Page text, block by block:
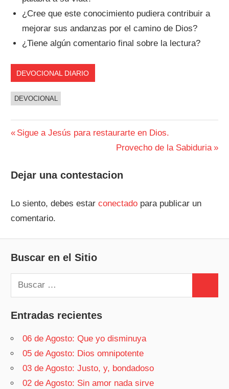
¿Cree que este conocimiento pudiera contribuir a
mejorar sus andanzas por el camino de Dios?
¿Tiene algún comentario final sobre la lectura?
DEVOCIONAL DIARIO
DEVOCIONAL
Navegación
entradas
Entrada
Sigue a Jesús para restaurarte en Dios.
Siguiente
Provecho de la Sabiduria
Dejar una contestacion
Lo siento, debes estarconectado para publicar un
comentario.
Buscar en el Sitio
Buscar:
Entradas recientes
06 de Agosto: Que yo disminuya
05 de Agosto: Dios omnipotente
03 de Agosto: Justo, y, bondadoso
02 de Agosto: Sin amor nada sirve